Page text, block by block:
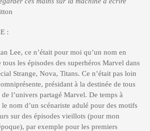
:
Lee, ce n’était pour moi qu’un nom en
tous les épisodes des superhéros Marvel dans
Strange, Nova, Titans. Ce n’était pas loin
présidant à la destinée de tous
de l’univers partagé Marvel. De temps à
le nom d’un scénariste adulé pour des motifs
sur des épisodes vieillots (pour mon
par exemple pour les premiers